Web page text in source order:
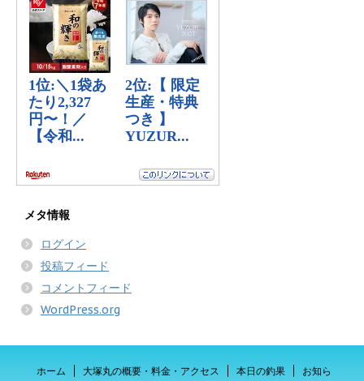
メタ情報
ログイン
投稿フィード
コメントフィード
WordPress.org
ホーム 大塚丸の概要・料金・アクセス 本日の釣果
お知ら